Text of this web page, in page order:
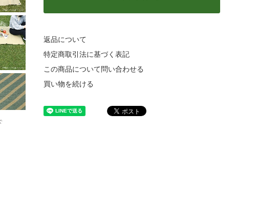
返品について
特定商取引法に基づく表記
この商品について問い合わせる
買い物を続ける